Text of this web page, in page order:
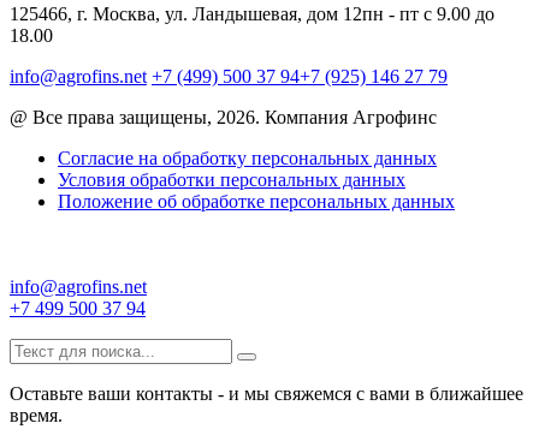
125466, г. Москва, ул. Ландышевая, дом 12пн - пт с 9.00 до
18.00
info@agrofins.net +7 (499) 500 37 94+7 (925) 146 27 79
@ Все права защищены, 2026. Компания Агрофинс
Согласие на обработку персональных данных
Условия обработки персональных данных
Положение об обработке персональных данных
info@agrofins.net
+7 499 500 37 94
Оставьте ваши контакты - и мы свяжемся с вами в ближайшее
время.